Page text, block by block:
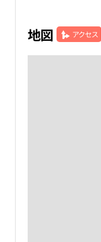
地図 アクセス